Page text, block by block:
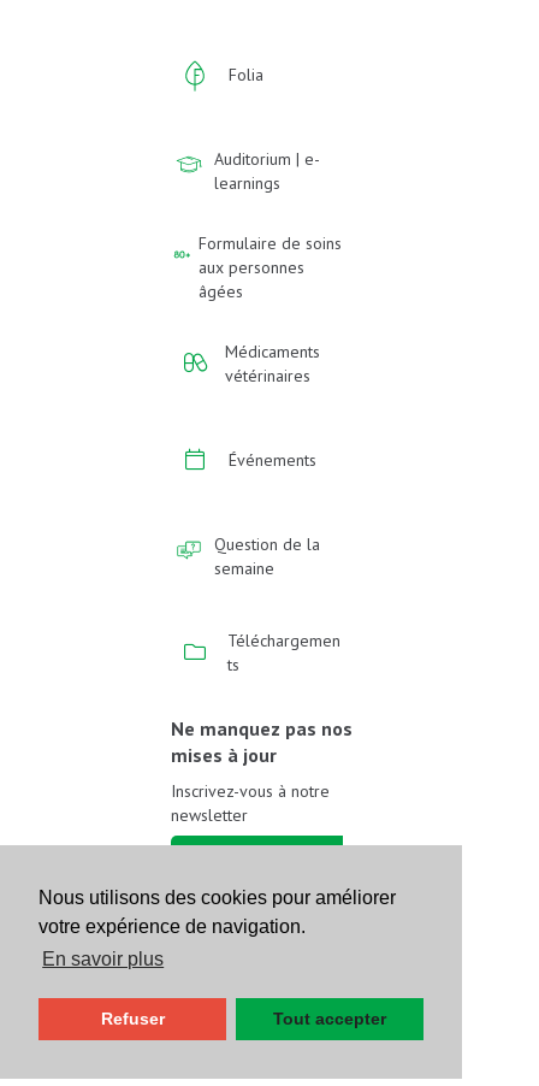
Nous utilisons des cookies pour améliorer
votre expérience de navigation.
En savoir plus
Refuser Tout accepter
Folia
Auditorium | e-
learnings
Formulaire de soins
aux personnes
âgées
Médicaments
vétérinaires
Événements
Question de la
semaine
Téléchargemen
ts
Ne manquez pas nos
mises à jour
Inscrivez-vous à notre
newsletter
Suivez-nous sur les